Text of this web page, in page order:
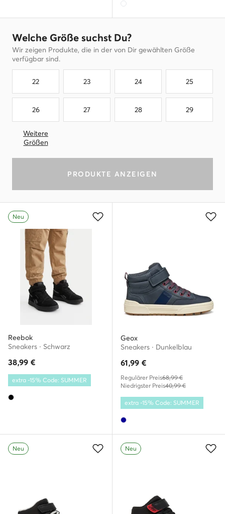
Welche Größe suchst Du?
Wir zeigen Produkte, die in der von Dir gewählten Größe
verfügbar sind.
22 23 24 25
26 27 28 29
Weitere
Größen
PRODUKTE ANZEIGEN
Neu
Reebok
Sneakers · Schwarz
38,99 €
extra -15% Code: SUMMER
Geox
Sneakers · Dunkelblau
61,99 €
Regulärer Preis68,99 €
Niedrigster Preis40,99 €
extra -15% Code: SUMMER
Neu Neu